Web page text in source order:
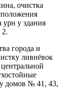
очистка
урн у здания
2.
города и
ливнёвок
домов № 41, 43,